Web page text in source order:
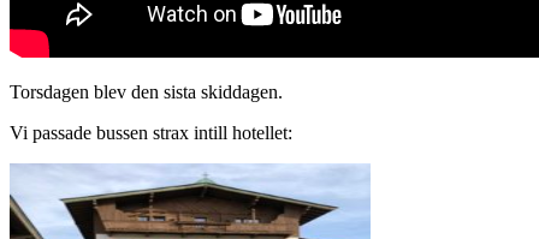
Torsdagen blev den sista skiddagen.
Vi passade bussen strax intill hotellet: